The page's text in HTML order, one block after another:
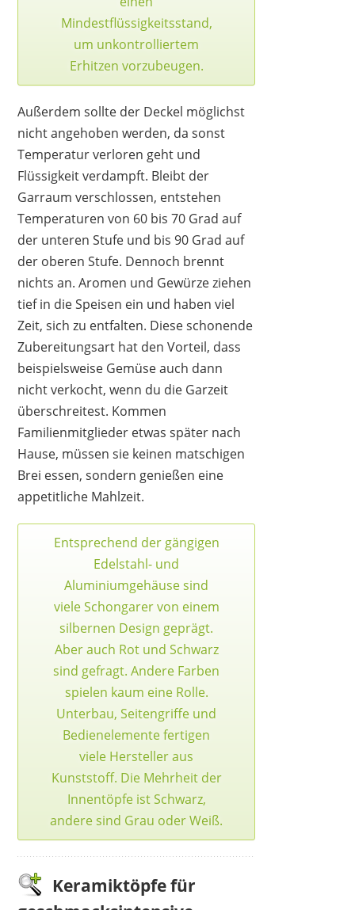
Mindestflüssigkeitsstand,
um unkontrolliertem
Erhitzen vorzubeugen.
Außerdem sollte der Deckel möglichst
nicht angehoben werden, da sonst
Temperatur verloren geht und
Flüssigkeit verdampft. Bleibt der
Garraum verschlossen, entstehen
Temperaturen von 60 bis 70 Grad auf
der unteren Stufe und bis 90 Grad auf
der oberen Stufe. Dennoch brennt
nichts an. Aromen und Gewürze ziehen
tief in die Speisen ein und haben viel
Zeit, sich zu entfalten. Diese schonende
Zubereitungsart hat den Vorteil, dass
beispielsweise Gemüse auch dann
nicht verkocht, wenn du die Garzeit
überschreitest. Kommen
Familienmitglieder etwas später nach
Hause, müssen sie keinen matschigen
Brei essen, sondern genießen eine
appetitliche Mahlzeit.
Entsprechend der gängigen
Edelstahl- und
Aluminiumgehäuse sind
viele Schongarer von einem
silbernen Design geprägt.
Aber auch Rot und Schwarz
sind gefragt. Andere Farben
spielen kaum eine Rolle.
Unterbau, Seitengriffe und
Bedienelemente fertigen
viele Hersteller aus
Kunststoff. Die Mehrheit der
Innentöpfe ist Schwarz,
andere sind Grau oder Weiß.
Keramiktöpfe für